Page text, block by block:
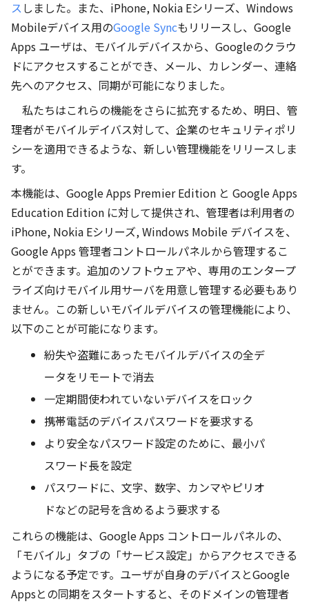
スしました。また、iPhone, Nokia Eシリーズ、Windows
Mobileデバイス用のGoogle Syncもリリースし、Google
Apps ユーザは、モバイルデバイスから、Googleのクラウ
ドにアクセスすることができ、メール、カレンダー、連絡
先へのアクセス、同期が可能になりました。
私たちはこれらの機能をさらに拡充するため、明日、管
理者がモバイルデイバス対して、企業のセキュリティポリ
シーを適用できるような、新しい管理機能をリリースしま
す。
本機能は、Google Apps Premier Edition と Google Apps
Education Edition に対して提供され、管理者は利用者の
iPhone, Nokia Eシリーズ, Windows Mobile デバイスを、
Google Apps 管理者コントロールパネルから管理するこ
とができます。追加のソフトウェアや、専用のエンタープ
ライズ向けモバイル用サーバを用意し管理する必要もあり
ません。この新しいモバイルデバイスの管理機能により、
以下のことが可能になります。
紛失や盗難にあったモバイルデバイスの全デ
ータをリモートで消去
一定期間使われていないデバイスをロック
携帯電話のデバイスパスワードを要求する
より安全なパスワード設定のために、最小パ
スワード長を設定
パスワードに、文字、数字、カンマやピリオ
ドなどの記号を含めるよう要求する
これらの機能は、Google Apps コントロールパネルの、
「モバイル」タブの「サービス設定」からアクセスできる
ようになる予定です。ユーザが自身のデバイスとGoogle
Appsとの同期をスタートすると、そのドメインの管理者